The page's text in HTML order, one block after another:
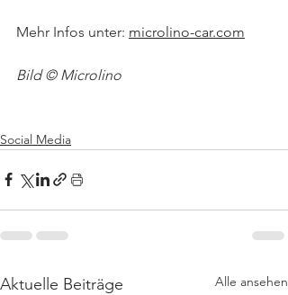
Mehr Infos unter: microlino-car.com
Bild © Microlino
Social Media
Aktuelle Beiträge Alle ansehen